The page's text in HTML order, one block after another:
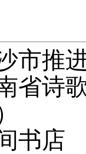
市推
省诗
书店